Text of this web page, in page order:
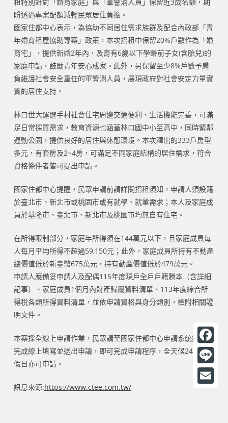
盼透過專案配額減輕民眾居住負擔。
國家住都中心表示，為協助不同居住需求族群及配合內政部「青
年婚育租屋協助專案」政策，本次招租中保留20%戶數作為「婚
育宅」，提供新婚2年內，及育有6歲以下學齡前子女(含胎兒)的
家庭申請，鼓勵青年安心成家。此外，另保留至少8%戶數予肩
負維護社會安全重任的軍警消人員，展現政府對社會安定力量實
質的居住支持。
林口世大運選手村社會住宅周邊交通便利、生活機能完善，可滿
足日常採買需求，教育資源也涵蓋林口國中小至高中，同時緊鄰
運動公園，提供良好的居住與休憩環境。本次釋出的333戶房型
多元，有套房及2~4房，可滿足不同家庭結構的居住需求，符合
資格條件者皆可提出申請。
國家住都中心提醒，民眾申請前請詳閱招租須知，申請人須設籍
於臺北市、新北市或桃園市或有就學、就業需求；本人及家庭成
員於基隆市、臺北市、新北市及桃園市均無自有住宅。
在所得限制部分，家庭年所得須在144萬元以下，且家庭成員每
人每月平均所得不超過59,150元；此外，家庭成員所持有不動產
總價值低於新臺幣675萬元，持有動產價值低於479萬元。
申請人應備妥申請人及配偶115年度現戶全戶戶籍謄本（含詳細
記事）、家庭成員1個月內財產歸屬資料清單、113年度綜合所
得稅各類所得資料清單，並依申請資格與身分類別，檢附相關證
明文件。
本案採全線上申請作業，民眾請至國家住都中心申請系統辦理，
完成線上填寫並送出申請，即可完成申請程序，全天候24小時、
假日亦可申請。
訊息來源:https://www.ctee.com.tw/
F
a
c
L